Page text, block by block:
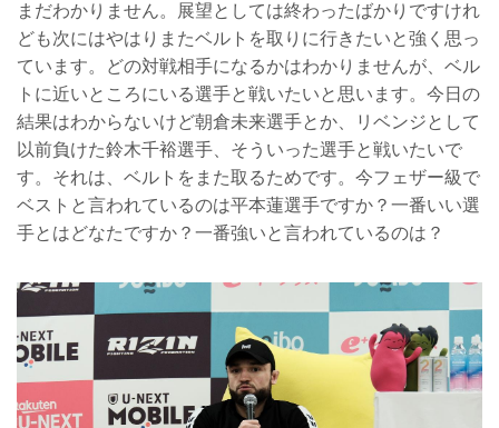
まだわかりません。展望としては終わったばかりですけれ
ども次にはやはりまたベルトを取りに行きたいと強く思っ
ています。どの対戦相手になるかはわかりませんが、ベル
トに近いところにいる選手と戦いたいと思います。今日の
結果はわからないけど朝倉未来選手とか、リベンジとして
以前負けた鈴木千裕選手、そういった選手と戦いたいで
す。それは、ベルトをまた取るためです。今フェザー級で
ベストと言われているのは平本蓮選手ですか？一番いい選
手とはどなたですか？一番強いと言われているのは？